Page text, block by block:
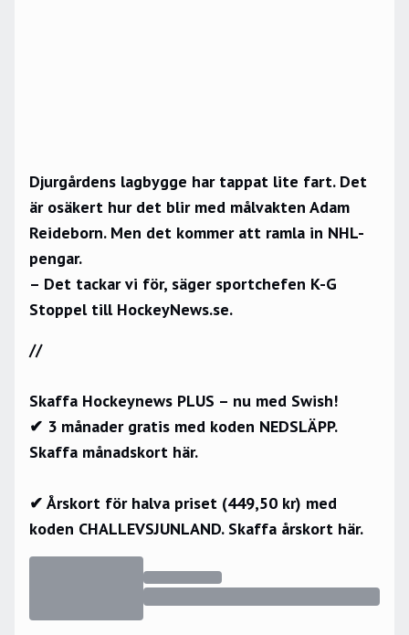
Djurgårdens lagbygge har tappat lite fart. Det
är osäkert hur det blir med målvakten Adam
Reideborn. Men det kommer att ramla in NHL-
pengar.
– Det tackar vi för, säger sportchefen K-G
Stoppel till HockeyNews.se.
//
Skaffa Hockeynews PLUS – nu med Swish!
✔ 3 månader gratis med koden NEDSLÄPP.
Skaffa månadskort här.
✔ Årskort för halva priset (449,50 kr) med
koden CHALLEVSJUNLAND. Skaffa årskort här.